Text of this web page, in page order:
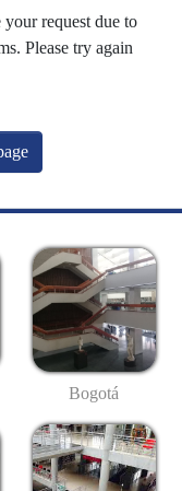
request due to
Please try again
Bogotá